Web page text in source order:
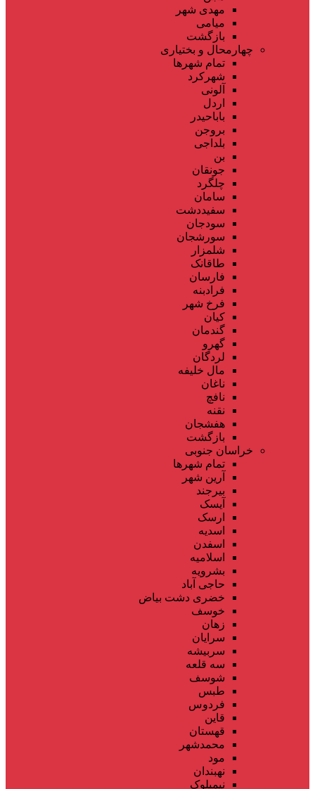
مهدی شهر
میامی
بازگشت
چهارمحال و بختیاری
تمام شهر‌ها
شهرکرد
آلونی
اردل
باباحیدر
بروجن
بلداجی
بن
جونقان
چلگرد
سامان
سفیددشت
سودجان
سورشجان
شلمزار
طاقانک
فارسان
فرادبنه
فرخ شهر
کیان
گندمان
گهرو
لردگان
مال خلیفه
ناغان
نافچ
نقنه
هفشجان
بازگشت
خراسان جنوبی
تمام شهر‌ها
آرین شهر
بیرجند
آیسک
ارسک
اسدیه
اسفدن
اسلامیه
بشرویه
حاجی آباد
خضری دشت بیاض
خوسف
زهان
سرایان
سربیشه
سه قلعه
شوسف
طبس
فردوس
قاین
قهستان
محمدشهر
مود
نهبندان
نیمبلوک